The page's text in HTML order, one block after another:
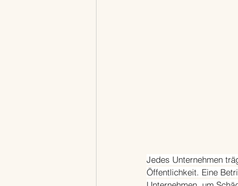
Jedes Unternehmen
Öffentlichkeit. Eine